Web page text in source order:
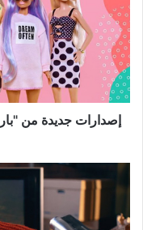
"باربي"..
دمية
مُصابة
بالبهاق
وأخرى
بدون
شعر
إصدارات جديدة من
رومانسية
لا
متناهية..
نانسي